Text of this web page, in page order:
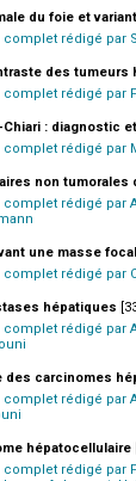
du foie et
rédigé par
des tumeurs
rédigé par
Chiari : diagnostic
rédigé par
non tumorales
rédigé par
une masse
rédigé par
hépatiques
rédigé par
des carcinomes
rédigé par
hépatocellulaire
rédigé par